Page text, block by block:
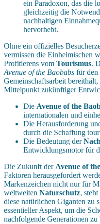
ein Paradoxon, das die
gleichzeitig die
nachhaltigen
hervorhebt.
Ohne ein offizielles
vermissen die Einheimischen
Profitierens vom Tourismus.
Avenue of the Baobabs für den
Gemeinschaftsarbeit
Mittelpunkt zukünftiger
Die Avenue of the
internationalen und
Die Herausforderung
durch die Schaffung
Die Bedeutung der
Entwicklungsmotor für
Die Zukunft der Avenue of
Faktoren herausgefordert
Markenzeichen nicht nur für
weltweiten Naturschutz,
diese natürlichen Giganten zu
essentieller Aspekt, um die
nachfolgende Generationen zu